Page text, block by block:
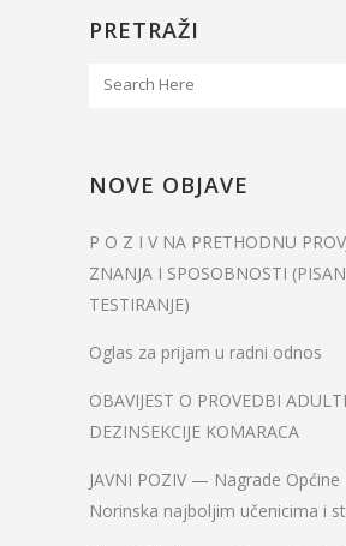
PRETRAŽI
NOVE OBJAVE
P O Z I V NA PRETHODNU
ZNANJA I SPOSOBNOSTI
TESTIRANJE)
Oglas za prijam u radni odnos
OBAVIJEST O PROVEDBI
DEZINSEKCIJE KOMARACA
JAVNI POZIV — Nagrade Općine
Norinska najboljim učenicima i